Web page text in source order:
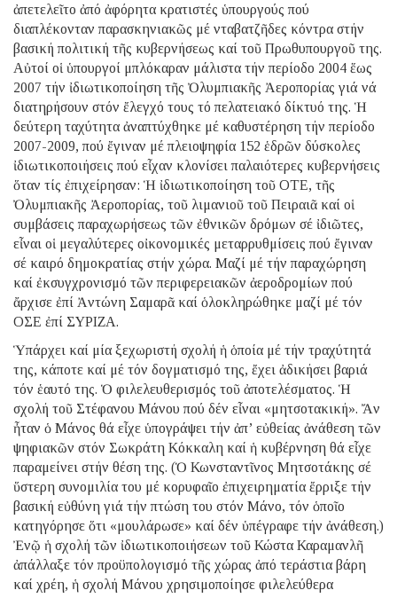
ἀπετελεῖτο ἀπό ἀφόρητα κρατιστές ὑπουργούς πού
διαπλέκονταν παρασκηνιακῶς μέ νταβατζῆδες κόντρα στήν
βασική πολιτική τῆς κυβερνήσεως καί τοῦ Πρωθυπουργοῦ της.
Αὐτοί οἱ ὑπουργοί μπλόκαραν μάλιστα τήν περίοδο 2004 ἕως
2007 τήν ἰδιωτικοποίηση τῆς Ὀλυμπιακῆς Ἀεροπορίας γιά νά
διατηρήσουν στόν ἔλεγχό τους τό πελατειακό δίκτυό της. Ἡ
δεύτερη ταχύτητα ἀναπτύχθηκε μέ καθυστέρηση τήν περίοδο
2007-2009, πού ἔγιναν μέ πλειοψηφία 152 ἑδρῶν δύσκολες
ἰδιωτικοποιήσεις πού εἶχαν κλονίσει παλαιότερες κυβερνήσεις
ὅταν τίς ἐπιχείρησαν: Ἡ ἰδιωτικοποίηση τοῦ ΟΤΕ, τῆς
Ὀλυμπιακῆς Ἀεροπορίας, τοῦ λιμανιοῦ τοῦ Πειραιᾶ καί οἱ
συμβάσεις παραχωρήσεως τῶν ἐθνικῶν δρόμων σέ ἰδιῶτες,
εἶναι οἱ μεγαλύτερες οἰκονομικές μεταρρυθμίσεις πού ἔγιναν
σέ καιρό δημοκρατίας στήν χώρα. Μαζί μέ τήν παραχώρηση
καί ἐκσυγχρονισμό τῶν περιφερειακῶν ἀεροδρομίων πού
ἄρχισε ἐπί Ἀντώνη Σαμαρᾶ καί ὁλοκληρώθηκε μαζί μέ τόν
ΟΣΕ ἐπί ΣΥΡΙΖΑ.
Ὑπάρχει καί μία ξεχωριστή σχολή ἡ ὁποία μέ τήν τραχύτητά
της, κάποτε καί μέ τόν δογματισμό της, ἔχει ἀδικήσει βαριά
τόν ἑαυτό της. Ὁ φιλελευθερισμός τοῦ ἀποτελέσματος. Ἡ
σχολή τοῦ Στέφανου Μάνου πού δέν εἶναι «μητσοτακική». Ἄν
ἦταν ὁ Μάνος θά εἶχε ὑπογράψει τήν ἀπ’ εὐθείας ἀνάθεση τῶν
ψηφιακῶν στόν Σωκράτη Κόκκαλη καί ἡ κυβέρνηση θά εἶχε
παραμείνει στήν θέση της. (Ὁ Κωνσταντῖνος Μητσοτάκης σέ
ὕστερη συνομιλία του μέ κορυφαῖο ἐπιχειρηματία ἔρριξε τήν
βασική εὐθύνη γιά τήν πτώση του στόν Μάνο, τόν ὁποῖο
κατηγόρησε ὅτι «μουλάρωσε» καί δέν ὑπέγραφε τήν ἀνάθεση.)
Ἐνῷ ἡ σχολή τῶν ἰδιωτικοποιήσεων τοῦ Κώστα Καραμανλῆ
ἀπάλλαξε τόν προϋπολογισμό τῆς χώρας ἀπό τεράστια βάρη
καί χρέη, ἡ σχολή Μάνου χρησιμοποίησε φιλελεύθερα